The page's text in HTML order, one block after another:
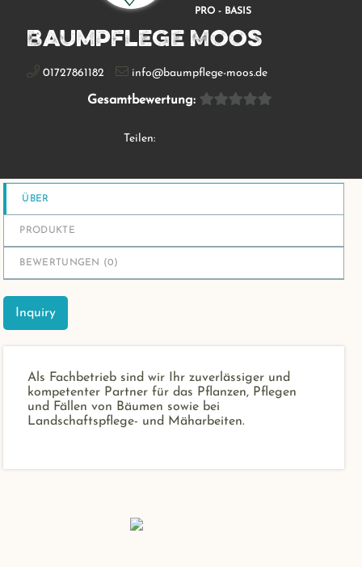
Baumpflege Moos
01727861182 info@baumpflege-moos.de
Gesamtbewertung:
Teilen:
PRO - BASIS
ÜBER
PRODUKTE
BEWERTUNGEN (0)
Inquiry
Als Fachbetrieb sind wir Ihr zuverlässiger und
kompetenter Partner für das Pflanzen, Pflegen
und Fällen von Bäumen sowie bei
Landschaftspflege- und Mäharbeiten.